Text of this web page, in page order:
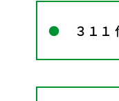
３１１